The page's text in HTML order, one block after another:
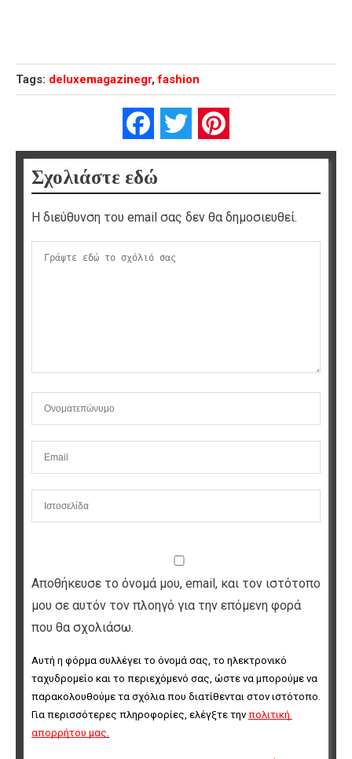
Tags: deluxemagazinegr,fashion
FacebookTwitter
Σχολιάστε εδώ
Η διεύθυνση του email σας δεν θα δημοσιευθεί.
Αποθήκευσε το όνομά μου, email, και τον ιστότοπο
μου σε αυτόν τον πλοηγό για την επόμενη φορά
που θα σχολιάσω.
Αυτή η φόρμα συλλέγει το όνομά σας, το ηλεκτρονικό
ταχυδρομείο και το περιεχόμενό σας, ώστε να μπορούμε να
παρακολουθούμε τα σχόλια που διατίθενται στον ιστότοπο.
Για περισσότερες πληροφορίες, ελέγξτε την πολιτική
απορρήτου μας.